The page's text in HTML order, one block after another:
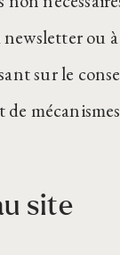
ou
sur le
de
site